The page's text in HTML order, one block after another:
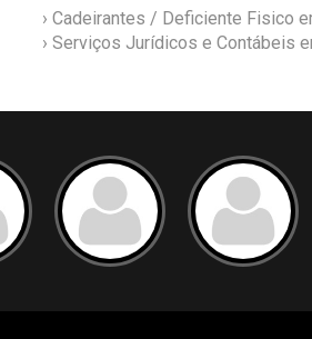
› Cadeirantes / Deficiente Fisico
› Serviços Jurídicos e Contábeis